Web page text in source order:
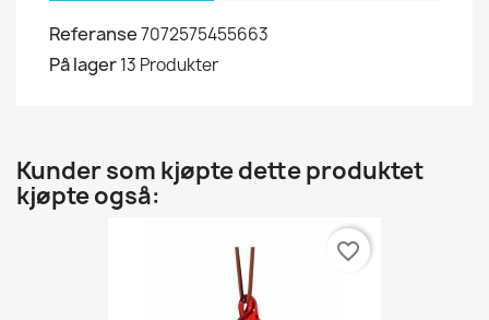
Referanse7072575455663
På lager13 Produkter
Kunder som kjøpte dette produktet
kjøpte også:
favorite_border